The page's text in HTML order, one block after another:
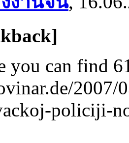
can find
2007/
policiji-